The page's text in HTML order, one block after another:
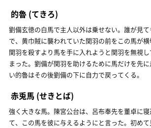
的魯 (てきろ)
劉備玄徳の白馬で主人以外は乗せない。誰が見
で、黄巾賊に襲われていた関羽の前をこの馬が
関羽を殺すより馬を手に入れようと関羽を無視
まった。劉備が関羽を助けるために馬だけを先
い的魯はその後劉備の下に自力で戻ってくる。
赤兎馬 (せきとば)
強く大きな馬。陳宮公台は、呂布奉先を董卓に
て、この馬を彼に与えるようにと言った。初め